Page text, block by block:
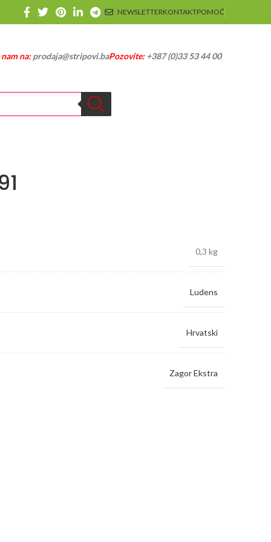
NEWSLETTERKONTAKTPOMOĆ
na:prodaja@stripovi.baPozovite:+387 (0)33 53 44 00
0,3 kg
Ludens
Hrvatski
Zagor Ekstra